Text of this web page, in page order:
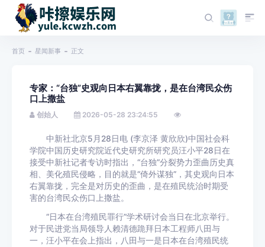
首页 星闻新事 正文
专家：“台独”史观向日本右翼靠拢，是在台湾民众伤
口上撒盐
创始人 2026-05-28 23:24:55
中新社北京5月28日电 (李京泽 黄欣欣)中国社会科
学院中国历史研究院近代史研究所研究员汪小平28日在
接受中新社记者专访时指出，“台独”分裂势力歪曲历史真
相、美化殖民侵略，目的就是“倚外谋独”，其史观向日本
右翼靠拢，完全是对历史的歪曲，是在殖民统治时期受
害的台湾民众伤口上撒盐。
“日本在台湾殖民罪行”学术研讨会当日在北京举行。
对于民进党当局领导人赖清德跪拜日本工程师八田与
一，汪小平在会上指出，八田与一是日本在台湾殖民统